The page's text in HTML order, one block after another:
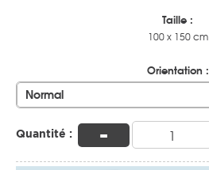
Taille :
100 x 150 cm
Orientation :
Normal
Quantité : -